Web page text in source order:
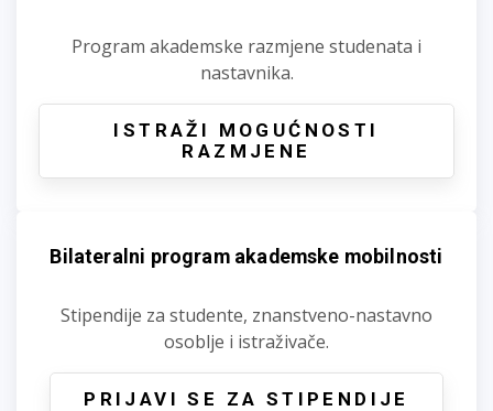
Program akademske razmjene studenata i
nastavnika.
ISTRAŽI MOGUĆNOSTI
RAZMJENE
Bilateralni program akademske mobilnosti
Stipendije za studente, znanstveno-nastavno
osoblje i istraživače.
PRIJAVI SE ZA STIPENDIJE